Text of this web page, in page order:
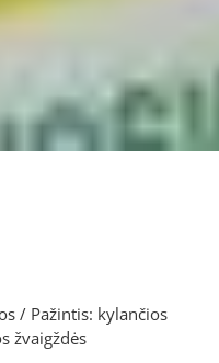
/ Pažintis: kylančios
žvaigždės